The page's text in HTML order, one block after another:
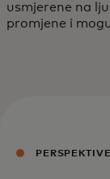
usmjerene na
promjene i
PERSPEKTIVE